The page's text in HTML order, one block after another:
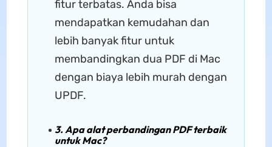
fitur terbatas. Anda bisa
mendapatkan kemudahan dan
lebih banyak fitur untuk
membandingkan dua PDF di Mac
dengan biaya lebih murah dengan
UPDF.
3. Apa alat perbandingan PDF terbaik
untuk Mac?